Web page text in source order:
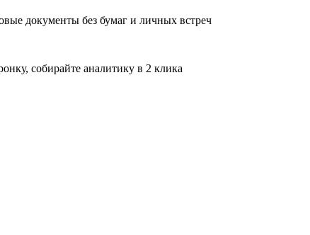
документы без бумаг и личных встреч
собирайте аналитику в 2 клика